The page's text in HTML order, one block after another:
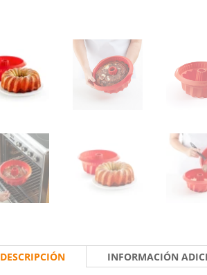
DESCRIPCIÓN INFORMACIÓN